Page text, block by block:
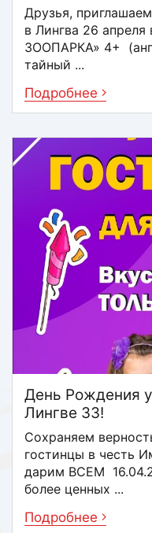
Друзья,
в Лингва 26
ЗООПАРКА» 4+
тайный ...
Подробнее
День Рождения
Лингве 33!
Сохраняем
гостинцы в честь
дарим ВСЕМ
более ценных ...
Подробнее